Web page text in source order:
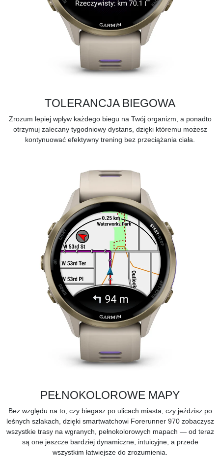
TOLERANCJA BIEGOWA
Zrozum lepiej wpływ każdego biegu na Twój organizm, a ponadto
otrzymuj zalecany tygodniowy dystans, dzięki któremu możesz
kontynuować efektywny trening bez przeciążania ciała.
PEŁNOKOLOROWE MAPY
Bez względu na to, czy biegasz po ulicach miasta, czy jeździsz po
leśnych szlakach, dzięki smartwatchowi Forerunner 970 zobaczysz
wszystkie trasy na wgranych, pełnokolorowych mapach — od teraz
są one jeszcze bardziej dynamiczne, intuicyjne, a przede
wszystkim łatwiejsze do zrozumienia.